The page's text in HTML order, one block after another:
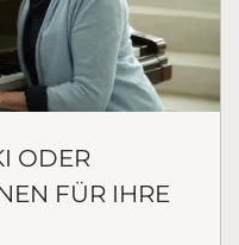
ODER
FÜR IHRE